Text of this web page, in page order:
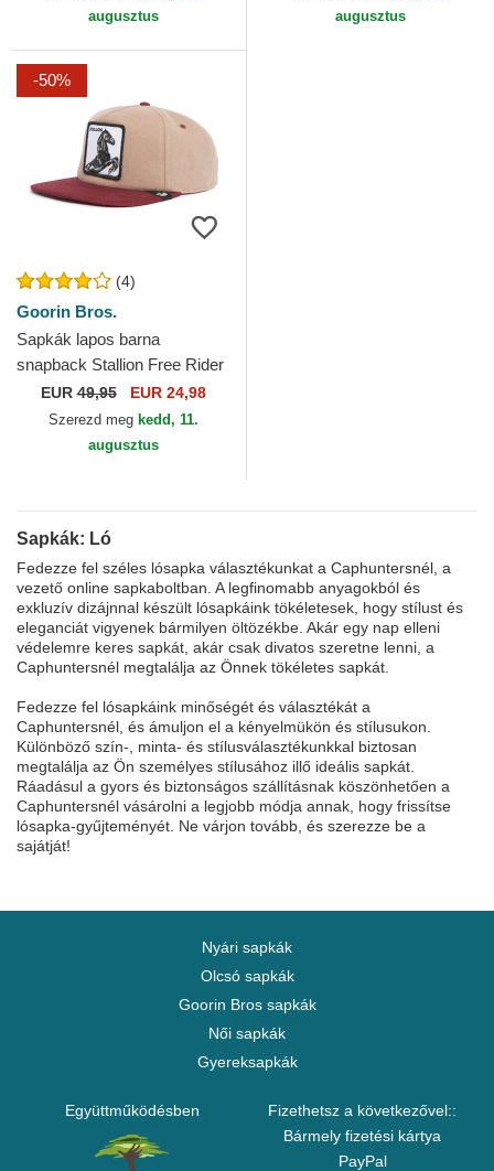
augusztus
augusztus
-50%
(4)
Goorin Bros.
Sapkák lapos barna
snapback Stallion Free Rider
The Farm Flats The Farm
Goorin Bros.
EUR49,95 EUR 24,98
Szerezd meg kedd, 11.
augusztus
Sapkák: Ló
Fedezze fel széles lósapka választékunkat a Caphuntersnél, a
vezető online sapkaboltban. A legfinomabb anyagokból és
exkluzív dizájnnal készült lósapkáink tökéletesek, hogy stílust és
eleganciát vigyenek bármilyen öltözékbe. Akár egy nap elleni
védelemre keres sapkát, akár csak divatos szeretne lenni, a
Caphuntersnél megtalálja az Önnek tökéletes sapkát.
Fedezze fel lósapkáink minőségét és választékát a
Caphuntersnél, és ámuljon el a kényelmükön és stílusukon.
Különböző szín-, minta- és stílusválasztékunkkal biztosan
megtalálja az Ön személyes stílusához illő ideális sapkát.
Ráadásul a gyors és biztonságos szállításnak köszönhetően a
Caphuntersnél vásárolni a legjobb módja annak, hogy frissítse
lósapka-gyűjteményét. Ne várjon tovább, és szerezze be a
sajátját!
Nyári sapkák
Olcsó sapkák
Goorin Bros sapkák
Női sapkák
Gyereksapkák
Együttműködésben
Fizethetsz a következővel::
Bármely fizetési kártya
PayPal